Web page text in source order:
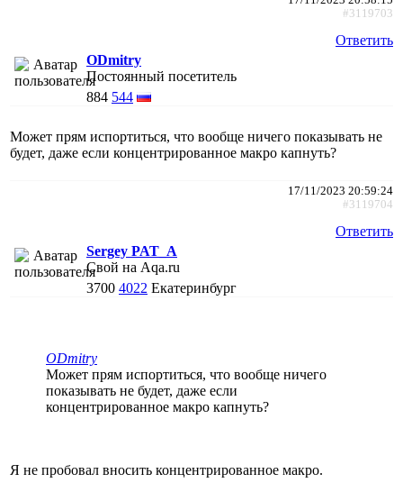
#3119703
Ответить
ODmitry
Постоянный посетитель
884 544
Может прям испортиться, что вообще ничего показывать не
будет, даже если концентрированное макро капнуть?
17/11/2023 20:59:24
#3119704
Ответить
Sergey PAT_A
Свой на Aqa.ru
3700 4022 Екатеринбург
ODmitry
Может прям испортиться, что вообще ничего
показывать не будет, даже если
концентрированное макро капнуть?
Я не пробовал вносить концентрированное макро.